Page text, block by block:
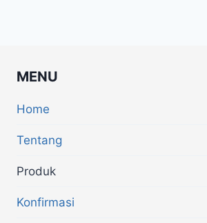
MENU
Home
Tentang
Produk
Konfirmasi